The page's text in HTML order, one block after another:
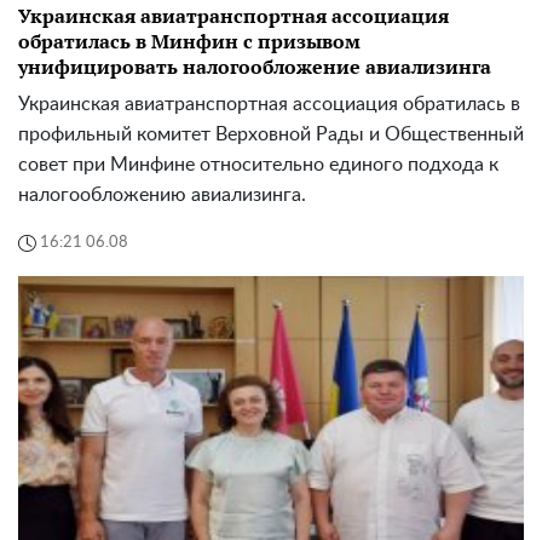
Украинская авиатранспортная ассоциация
обратилась в Минфин с призывом
унифицировать налогообложение авиализинга
Украинская авиатранспортная ассоциация обратилась в
профильный комитет Верховной Рады и Общественный
совет при Минфине относительно единого подхода к
налогообложению авиализинга.
16:21 06.08